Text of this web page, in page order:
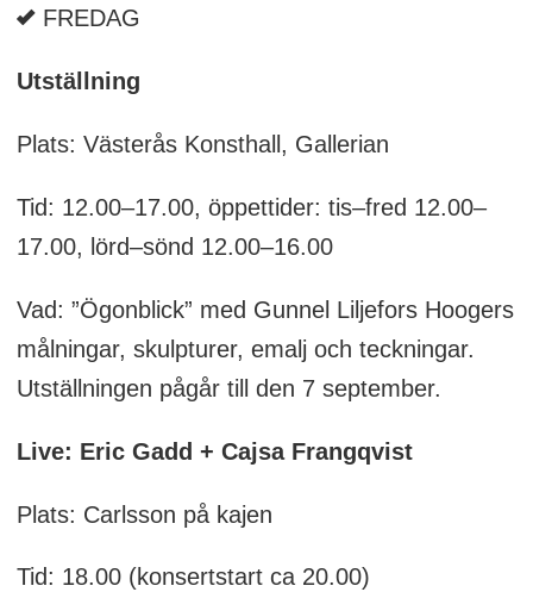
FREDAG
Utställning
Plats: Västerås Konsthall, Gallerian
Tid: 12.00–17.00, öppettider: tis–fred 12.00–
17.00, lörd–sönd 12.00–16.00
Vad: ”Ögonblick” med Gunnel Liljefors Hoogers
målningar, skulpturer, emalj och teckningar.
Utställningen pågår till den 7 september.
Live: Eric Gadd + Cajsa Frangqvist
Plats: Carlsson på kajen
Tid: 18.00 (konsertstart ca 20.00)